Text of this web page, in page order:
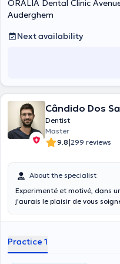
ORALIA Dental Clinic
Auderghem
Next availability
Cândido Dos
Dentist
Master
9.8|299 reviews
About the specialist
Experimenté et motivé, dans
j'aurais le plaisir de vous
Practice 1